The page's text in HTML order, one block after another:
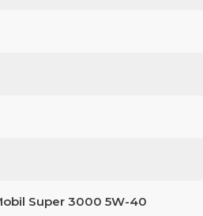
Super 3000 5W-40